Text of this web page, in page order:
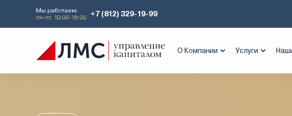
Мы работаем:
пн-пт, 10:00-18:00
+7 (812) 329-19-99
О Компании Услуги
Главная Аналитика Идеи дня АФК Система